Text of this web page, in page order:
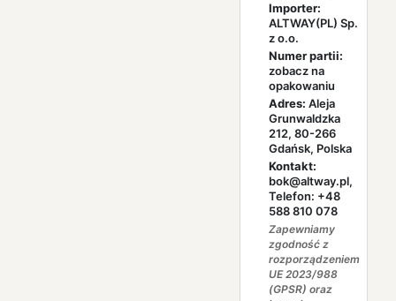
Importer:
ALTWAY(PL) Sp.
z o.o.
Numer partii:
zobacz na
opakowaniu
Adres: Aleja
Grunwaldzka
212, 80-266
Gdańsk, Polska
Kontakt:
bok@altway.pl,
Telefon: +48
588 810 078
Zapewniamy
zgodność z
rozporządzeniem
UE 2023/988
(GPSR) oraz